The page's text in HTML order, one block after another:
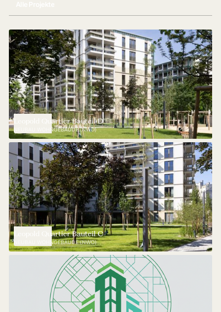
Leopold Quartier Bauteil D
NEUBAU WOHNGEBÄUDE (NWO)
Leopold Quartier Bauteil C
NEUBAU WOHNGEBÄUDE (NWO)